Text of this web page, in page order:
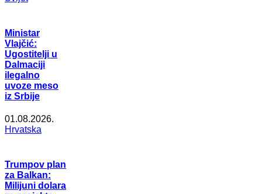
Ministar
Vlajčić:
Ugostitelji u
Dalmaciji
ilegalno
uvoze meso
iz Srbije
01.08.2026.
Hrvatska
Trumpov plan
za Balkan:
Milijuni dolara